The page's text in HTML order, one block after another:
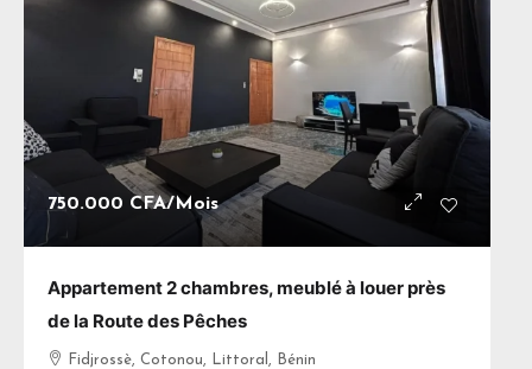
750.000 CFA/Mois
Appartement 2 chambres, meublé à louer près
de la Route des Pêches
Fidjrossè, Cotonou, Littoral, Bénin